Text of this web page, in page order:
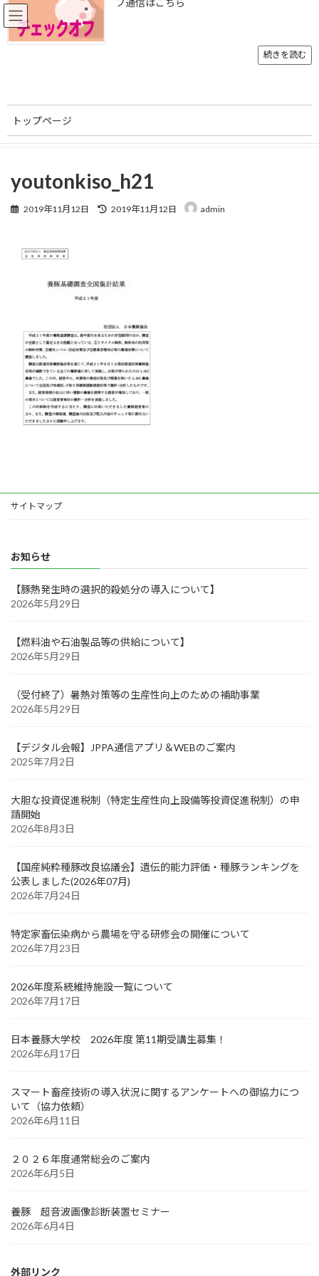
コ
ン
キ
プ
ナ
ビ
に
動
トップページ youtonkiso_h21 youtonkiso_h21
youtonkiso_h21
2019年11月12日
最
:
2019年11月12日 admin
サイトマップ
お知らせ
【豚熱発生時の選択的殺処分の導入について】
2026年5月29日
【燃料油や石油製品等の供給について】
2026年5月29日
（受付終了）暑熱対策等の生産性向上のための補助事業
2026年5月29日
【デジタル会報】JPPA通信アプリ＆WEBのご案内
2025年7月2日
大胆な投資促進税制（特定生産性向上設備等投資促進税制）の申
請開始
2026年8月3日
【国産純粋種豚改良協議会】遺伝的能力評価・種豚ランキングを
公表しました(2026年07月)
2026年7月24日
特定家畜伝染病から農場を守る研修会の開催について
2026年7月23日
2026年度系統維持施設一覧について
2026年7月17日
日本養豚大学校 2026年度 第11期受講生募集！
2026年6月17日
スマート畜産技術の導入状況に関するアンケートへの御協力につ
いて（協力依頼）
2026年6月11日
２０２６年度通常総会のご案内
2026年6月5日
養豚 超音波画像診断装置セミナー
2026年6月4日
外部リンク
続きを読む
トップページ
組織概要
入会案内
お問い合わせ
リンク集